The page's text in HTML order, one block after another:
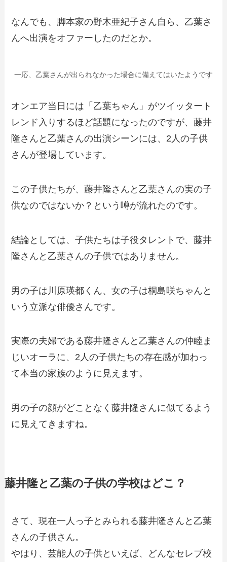
なんでも、脚本家の野木亜紀子さん自ら、乙葉さ
んへ出演をオファーしたのだとか。
一応、乙葉さんが出られなかった場合に備えてはいたようです
オンエア当日には「乙葉ちゃん」がツイッタート
レンド入りするほど話題になったのですが、藤井
隆さんと乙葉さんの出演シーンには、2人の子供
さんが登場しています。
この子供たちが、藤井隆さんと乙葉さんの実の子
供なのではないか？という噂が流れたのです。
結論としては、子供たちは子役タレントで、藤井
隆さんと乙葉さんの子供ではありません。
男の子は川原瑛都くん、女の子は桐島咲ちゃんと
いう立派な俳優さんです。
実際の夫婦である藤井隆さんと乙葉さんの仲睦ま
じいオーラに、2人の子供たちの存在感が加わっ
て本当の家族のように見えます。
男の子の顔がどことなく藤井隆さんに似てるよう
に見えてきますね。
藤井隆と乙葉の子供の学校はどこ？
さて、現在一人っ子とみられる藤井隆さんと乙葉
さんの子供さん。
やはり、芸能人の子供といえば、どんなセレブ校